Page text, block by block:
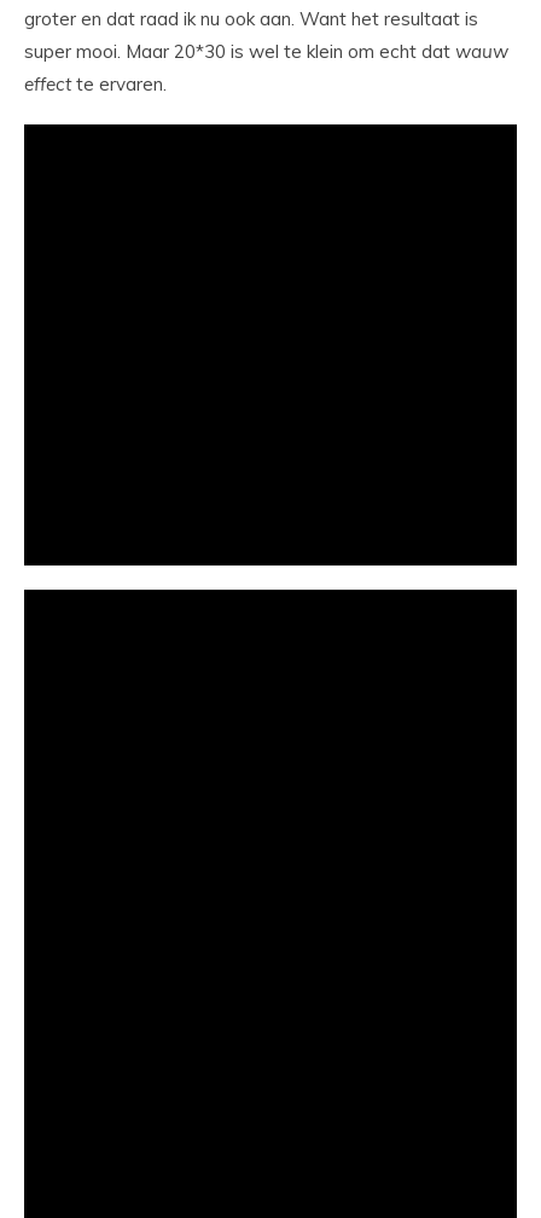
groter en dat raad ik nu ook aan. Want het resultaat is
super mooi. Maar 20*30 is wel te klein om echt dat wauw
effectte ervaren.